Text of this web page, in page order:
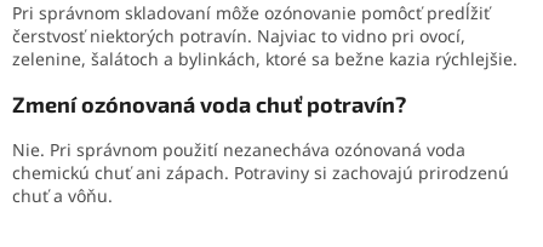
Pri správnom skladovaní môže ozónovanie pomôcť predĺžiť
čerstvosť niektorých potravín. Najviac to vidno pri ovocí,
zelenine, šalátoch a bylinkách, ktoré sa bežne kazia rýchlejšie.
Zmení ozónovaná voda chuť potravín?
Nie. Pri správnom použití nezanecháva ozónovaná voda
chemickú chuť ani zápach. Potraviny si zachovajú prirodzenú
chuť a vôňu.